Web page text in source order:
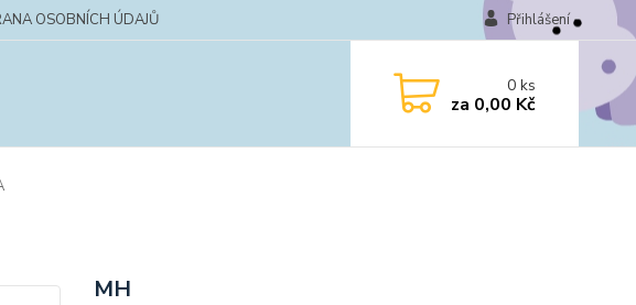
OSOBNÍCH ÚDAJŮ Přihlášení
0ks
za 0,00 Kč
MH